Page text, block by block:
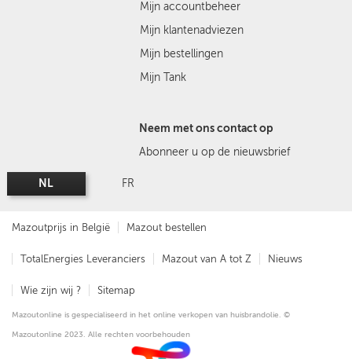
Mijn accountbeheer
Mijn klantenadviezen
Mijn bestellingen
Mijn Tank
Neem met ons contact op
Abonneer u op de nieuwsbrief
NL FR
Mazoutprijs in België Mazout bestellen
TotalEnergies Leveranciers Mazout van A tot Z Nieuws
Wie zijn wij ? Sitemap
Mazoutonline is gespecialiseerd in het online verkopen van huisbrandolie. ©
Mazoutonline 2023. Alle rechten voorbehouden